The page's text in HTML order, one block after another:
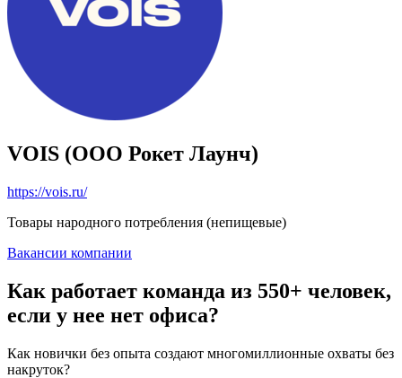
VOIS (ООО Рокет Лаунч)
https://vois.ru/
Товары народного потребления (непищевые)
Вакансии компании
Как работает команда из 550+ человек,
если у нее нет офиса?
Как новички без опыта создают многомиллионные охваты без
накруток?